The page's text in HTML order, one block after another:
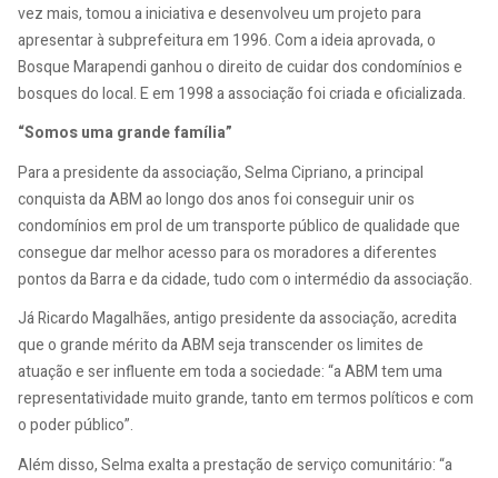
vez mais, tomou a iniciativa e desenvolveu um projeto para
apresentar à subprefeitura em 1996. Com a ideia aprovada, o
Bosque Marapendi ganhou o direito de cuidar dos condomínios e
bosques do local. E em 1998 a associação foi criada e oficializada.
“Somos uma grande família”
Para a presidente da associação, Selma Cipriano, a principal
conquista da ABM ao longo dos anos foi conseguir unir os
condomínios em prol de um transporte público de qualidade que
consegue dar melhor acesso para os moradores a diferentes
pontos da Barra e da cidade, tudo com o intermédio da associação.
Já Ricardo Magalhães, antigo presidente da associação, acredita
que o grande mérito da ABM seja transcender os limites de
atuação e ser influente em toda a sociedade: “a ABM tem uma
representatividade muito grande, tanto em termos políticos e com
o poder público”.
Além disso, Selma exalta a prestação de serviço comunitário: “a